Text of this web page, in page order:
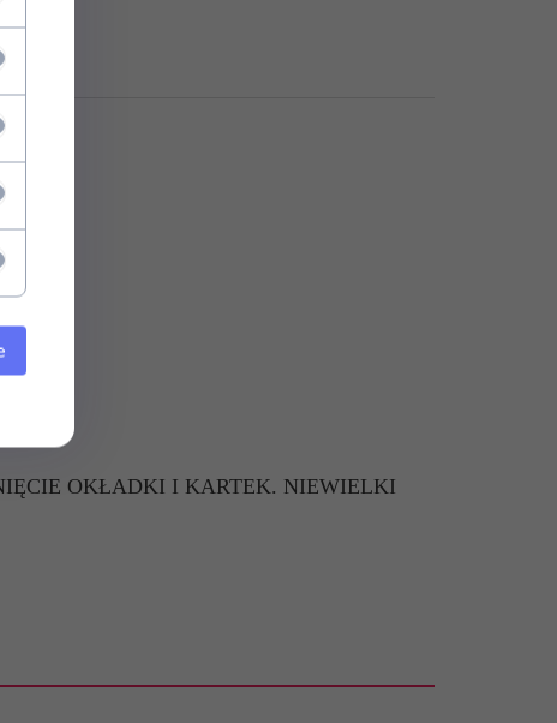
OKŁADKI I KARTEK. NIEWIELKI